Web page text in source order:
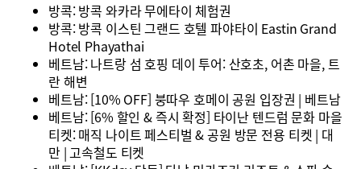
방콕: 방콕 와카라 무에타이 체험권
방콕: 방콕 이스틴 그랜드 호텔 파야타이 Eastin Grand
Hotel Phayathai
베트남: 나트랑 섬 호핑 데이 투어: 산호초, 어촌 마을, 트
란 해변
베트남: [10% OFF] 붕따우 호메이 공원 입장권 | 베트남
베트남: [6% 할인 & 즉시 확정] 타이난 텐드럼 문화 마을
티켓: 매직 나이트 페스티벌 & 공원 방문 전용 티켓 | 대
만 | 고속철도 티켓